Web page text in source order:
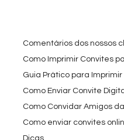
Comentários dos nossos
Como Imprimir Convites
Guia Prático para Imprimir
Como Enviar Convite
Como Convidar Amigos
Como enviar convites